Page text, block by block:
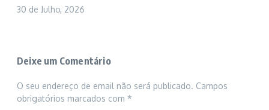
30 de Julho, 2026
Deixe um Comentário
O seu endereço de email não será publicado. Campos
obrigatórios marcados com *